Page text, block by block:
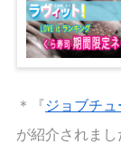
＊『 ジョブチュ
が紹介されまし